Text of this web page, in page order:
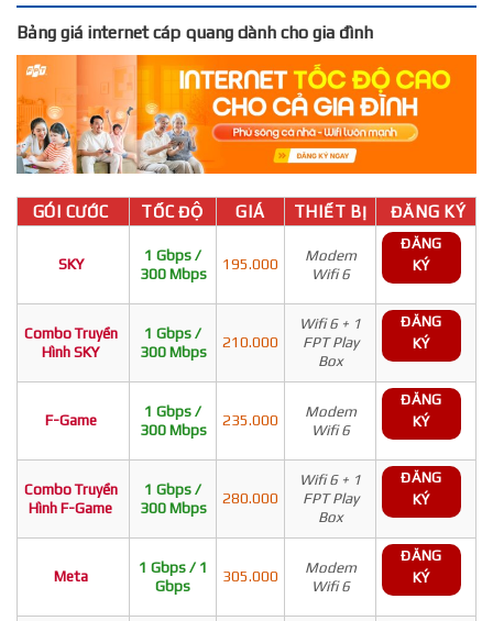
Bảng giá internet cáp quang dành cho gia đình
GÓI CƯỚC TỐC ĐỘ GIÁ THIẾT BỊ ĐĂNG KÝ
SKY
1 Gbps /
300 Mbps
195.000
Modem
Wifi 6
ĐĂNG
KÝ
Combo Truyền
Hình SKY
1 Gbps /
300 Mbps
210.000
Wifi 6 + 1
FPT Play
Box
ĐĂNG
KÝ
F-Game
1 Gbps /
300 Mbps
235.000
Modem
Wifi 6
ĐĂNG
KÝ
Combo Truyền
Hình F-Game
1 Gbps /
300 Mbps
280.000
Wifi 6 + 1
FPT Play
Box
ĐĂNG
KÝ
Meta
1 Gbps / 1
Gbps
305.000
Modem
Wifi 6
ĐĂNG
KÝ